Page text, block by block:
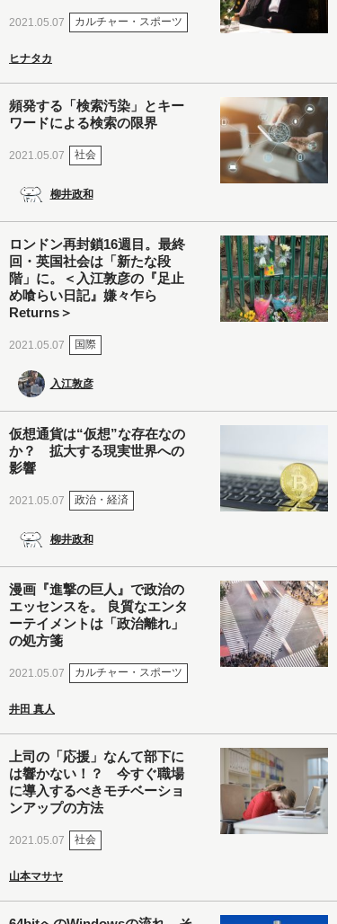
2021.05.07 カルチャー・スポーツ
ヒナタカ
頻発する「検索汚染」とキー
ワードによる検索の限界
2021.05.07 社会
柳井政和
ロンドン再封鎖16週目。最終
回・英国社会は「新たな段
階」に。＜入江敦彦の『足止
め喰らい日記』嫌々乍ら
Returns＞
2021.05.07 国際
入江敦彦
仮想通貨は“仮想”な存在なの
か？ 拡大する現実世界への
影響
2021.05.07 政治・経済
柳井政和
漫画『進撃の巨人』で政治の
エッセンスを。 良質なエンタ
ーテイメントは「政治離れ」
の処方箋
2021.05.07 カルチャー・スポーツ
井田 真人
上司の「応援」なんて部下に
は響かない！？ 今すぐ職場
に導入するべきモチベーショ
ンアップの方法
2021.05.07 社会
山本マサヤ